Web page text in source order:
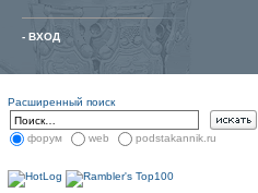
- ВХОД
Расширенный поиск
форум web podstakannik.ru